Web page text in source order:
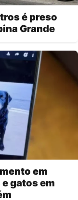
é preso
Grande
em
gatos em